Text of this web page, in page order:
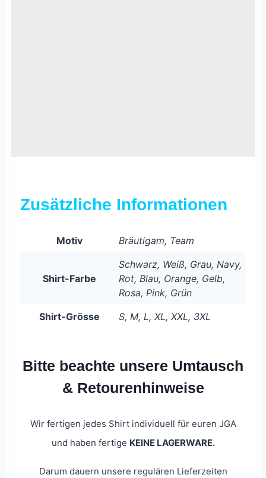
Zusätzliche Informationen
Motiv Bräutigam, Team
Shirt-Farbe
Schwarz, Weiß, Grau, Navy,
Rot, Blau, Orange, Gelb,
Rosa, Pink, Grün
Shirt-Grösse
S, M, L, XL, XXL, 3XL
Bitte beachte unsere Umtausch
& Retourenhinweise
Wir fertigen jedes Shirt individuell für euren JGA
und haben fertige KEINE LAGERWARE.
Darum dauern unsere regulären Lieferzeiten